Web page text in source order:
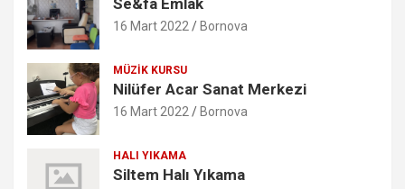
Se&fa Emlak
16 Mart 2022 Bornova
MÜZIK KURSU
Nilüfer Acar Sanat Merkezi
16 Mart 2022 Bornova
HALI YIKAMA
Siltem Halı Yıkama